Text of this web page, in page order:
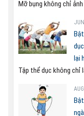
Mỡ bụng không chỉ
lại
Tập thể dục không chỉ